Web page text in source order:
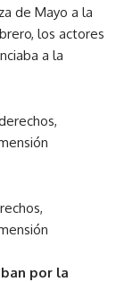
de Mayo a la
los actores
a la
por la